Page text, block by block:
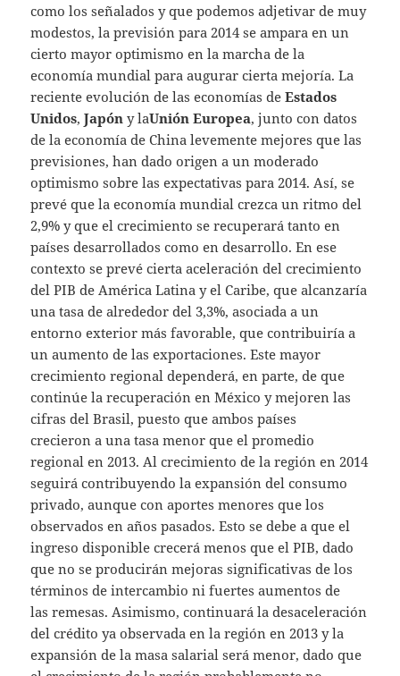
como los señalados y que podemos adjetivar de muy
modestos, la previsión para 2014 se ampara en un
cierto mayor optimismo en la marcha de la
economía mundial para augurar cierta mejoría. La
reciente evolución de las economías de Estados
Unidos,Japóny laUnión Europea, junto con datos
de la economía de China levemente mejores que las
previsiones, han dado origen a un moderado
optimismo sobre las expectativas para 2014. Así, se
prevé que la economía mundial crezca un ritmo del
2,9% y que el crecimiento se recuperará tanto en
países desarrollados como en desarrollo. En ese
contexto se prevé cierta aceleración del crecimiento
del PIB de América Latina y el Caribe, que alcanzaría
una tasa de alrededor del 3,3%, asociada a un
entorno exterior más favorable, que contribuiría a
un aumento de las exportaciones. Este mayor
crecimiento regional dependerá, en parte, de que
continúe la recuperación en México y mejoren las
cifras del Brasil, puesto que ambos países
crecieron a una tasa menor que el promedio
regional en 2013. Al crecimiento de la región en 2014
seguirá contribuyendo la expansión del consumo
privado, aunque con aportes menores que los
observados en años pasados. Esto se debe a que el
ingreso disponible crecerá menos que el PIB, dado
que no se producirán mejoras significativas de los
términos de intercambio ni fuertes aumentos de
las remesas. Asimismo, continuará la desaceleración
del crédito ya observada en la región en 2013 y la
expansión de la masa salarial será menor, dado que